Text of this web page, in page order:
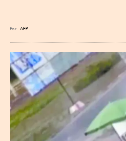
Por AFP